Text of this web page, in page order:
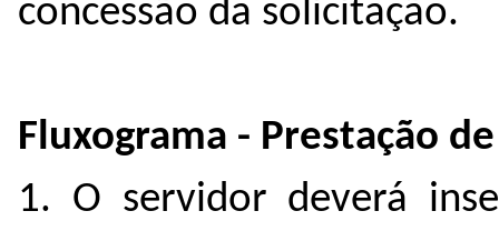
concessão da solicitação.
Fluxograma - Prestação
1. O servidor deverá